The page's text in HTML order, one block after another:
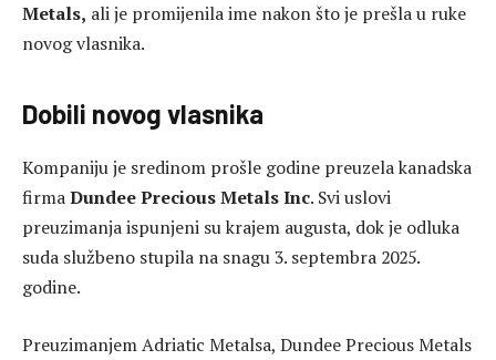
Metals, ali je promijenila ime nakon što je prešla u ruke
novog vlasnika.
Dobili novog vlasnika
Kompaniju je sredinom prošle godine preuzela kanadska
firmaDundee Precious Metals Inc. Svi uslovi
preuzimanja ispunjeni su krajem augusta, dok je odluka
suda službeno stupila na snagu 3. septembra 2025.
godine.
Preuzimanjem Adriatic Metalsa, Dundee Precious Metals